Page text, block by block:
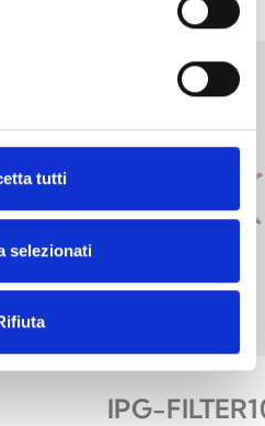
tutti
selezionati
IPG-